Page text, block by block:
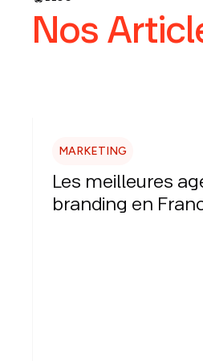
Nos
MARKETING
Les meilleures
branding en